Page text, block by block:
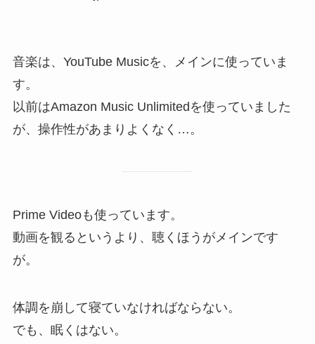
音楽は、YouTube Musicを、メインに使っていま
す。
以前はAmazon Music Unlimitedを使っていました
が、操作性があまりよくなく…。
Prime Videoも使っています。
動画を観るというより、聴くほうがメインです
が。
体調を崩して寝ていなければならない。
でも、眠くはない。